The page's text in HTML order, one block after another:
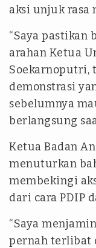
aksi unjuk rasa
“Saya pastikan
arahan Ketua
Soekarnoputri,
demonstrasi
sebelumnya
berlangsung
Ketua Badan
menuturkan
membekingi
dari cara PDIP
“Saya
pernah terlibat